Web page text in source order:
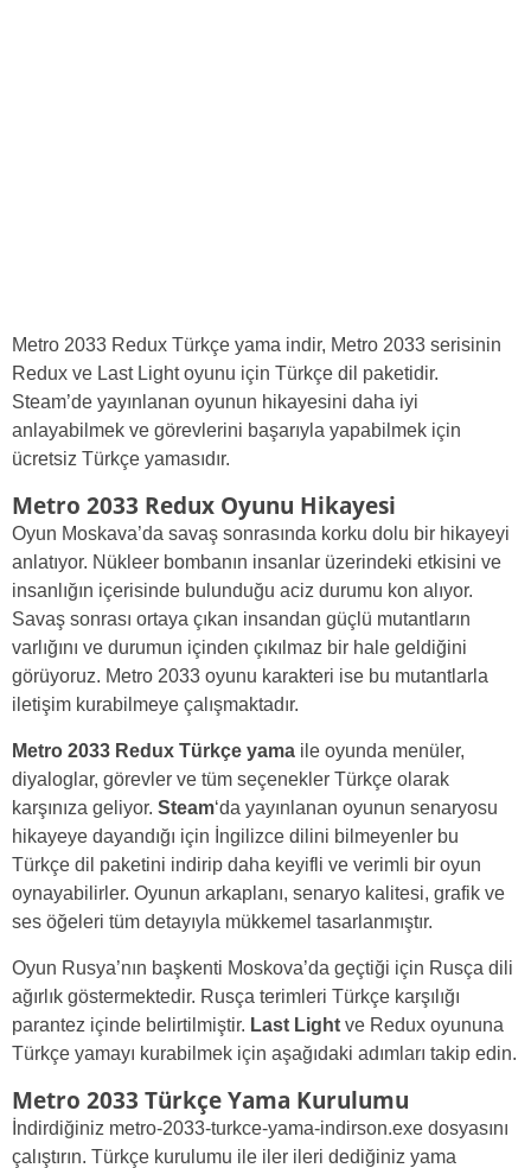
Metro 2033 Redux Türkçe yama indir, Metro 2033 serisinin
Redux ve Last Light oyunu için Türkçe dil paketidir.
Steam’de yayınlanan oyunun hikayesini daha iyi
anlayabilmek ve görevlerini başarıyla yapabilmek için
ücretsiz Türkçe yamasıdır.
Metro 2033 Redux Oyunu Hikayesi
Oyun Moskava’da savaş sonrasında korku dolu bir hikayeyi
anlatıyor. Nükleer bombanın insanlar üzerindeki etkisini ve
insanlığın içerisinde bulunduğu aciz durumu kon alıyor.
Savaş sonrası ortaya çıkan insandan güçlü mutantların
varlığını ve durumun içinden çıkılmaz bir hale geldiğini
görüyoruz. Metro 2033 oyunu karakteri ise bu mutantlarla
iletişim kurabilmeye çalışmaktadır.
Metro 2033 Redux Türkçe yama ile oyunda menüler,
diyaloglar, görevler ve tüm seçenekler Türkçe olarak
karşınıza geliyor. Steam‘da yayınlanan oyunun senaryosu
hikayeye dayandığı için İngilizce dilini bilmeyenler bu
Türkçe dil paketini indirip daha keyifli ve verimli bir oyun
oynayabilirler. Oyunun arkaplanı, senaryo kalitesi, grafik ve
ses öğeleri tüm detayıyla mükkemel tasarlanmıştır.
Oyun Rusya’nın başkenti Moskova’da geçtiği için Rusça dili
ağırlık göstermektedir. Rusça terimleri Türkçe karşılığı
parantez içinde belirtilmiştir. Last Light ve Redux oyununa
Türkçe yamayı kurabilmek için aşağıdaki adımları takip edin.
Metro 2033 Türkçe Yama Kurulumu
İndirdiğiniz metro-2033-turkce-yama-indirson.exe dosyasını
çalıştırın. Türkçe kurulumu ile iler ileri dediğiniz yama